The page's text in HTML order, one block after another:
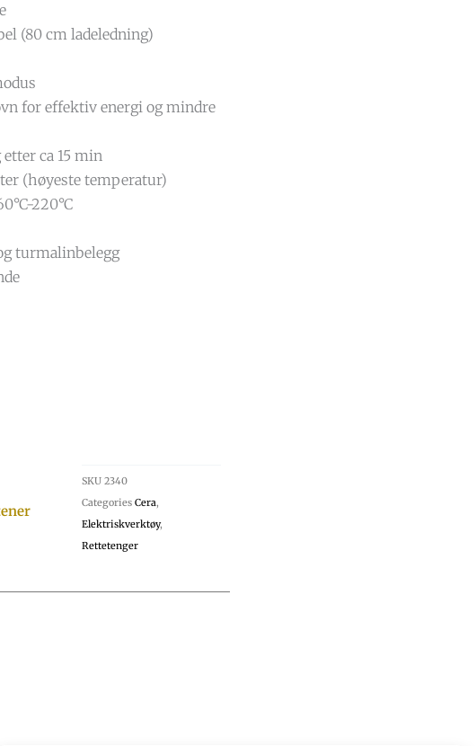
(80 cm ladeledning)
for effektiv energi og mindre
ca 15 min
(høyeste temperatur)
220°C
turmalinbelegg
SKU 2340
Categories Cera,
Elektriskverktøy,
Rettetenger